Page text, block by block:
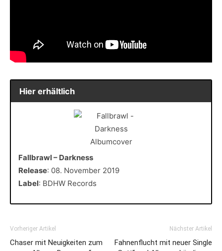
Hier erhältlich
Fallbrawl – Darkness
Release: 08. November 2019
Label: BDHW Records
Vorheriger Artikel
Chaser mit Neuigkeiten zum
Nächster Artikel
Fahnenflucht mit neuer Single